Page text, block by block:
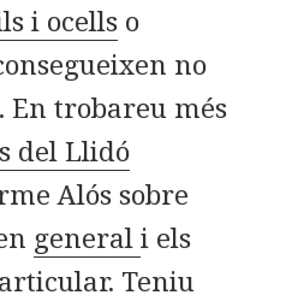
i ocells o
no
En trobareu més
del Llidó
Alós sobre
generali els
Teniu